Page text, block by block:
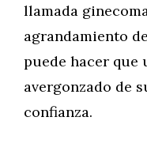
llamada
agrandamiento
puede hacer que
avergonzado de
confianza.